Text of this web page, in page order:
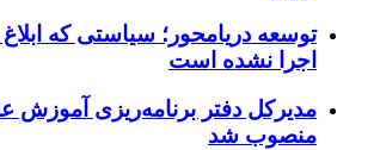
توسعه دریامحور؛ سیاستی که ابلاغ
اجرا نشده است
مدیرکل دفتر برنامه‌ریزی آموزش
منصوب شد